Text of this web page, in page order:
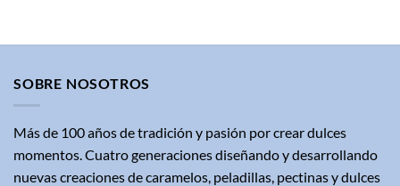
9,90€
SOBRE NOSOTROS
Más de 100 años de tradición y pasión por crear dulces
momentos. Cuatro generaciones diseñando y desarrollando
nuevas creaciones de caramelos, peladillas, pectinas y dulces